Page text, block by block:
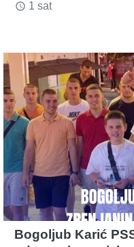
access_time 1 sat
Bogoljub Karić